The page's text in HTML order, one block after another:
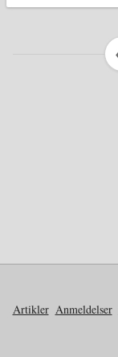
Artikler Anmeldelser